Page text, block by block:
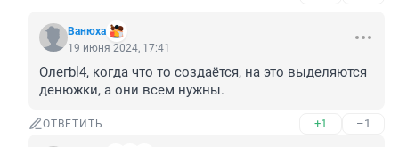
Вaнюхa
19 июня 2024, 17:41
Олегbl4, когда что то создаётся, на это выделяются
денюжки, а они всем нужны.
ОТВЕТИТЬ +1 –1